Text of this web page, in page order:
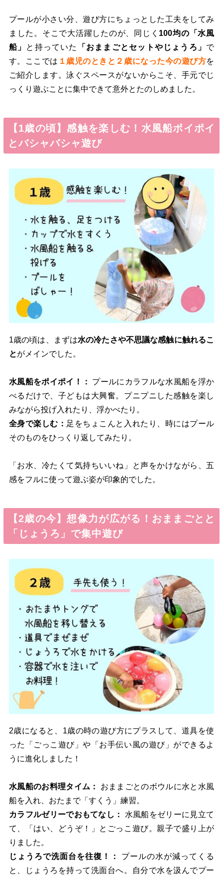
プールが小さい分、遊び方にちょっとした工夫をしてみ
ました。そこで大活躍したのが、同じく 100均の「水風
船」 と持っていた 「おままごとセットやじょうろ」 で
す。ここでは １歳児のときと２歳になった今の遊び方を
ご紹介します。泳ぐスペースがないからこそ、手元でじ
っくり遊ぶことに集中できて意外とたのしめました。
【1歳の頃】感触を楽しむ！水風船ポイポイ
とバシャバシャ遊び
1歳の頃は、まずは水の冷たさや不思議な感触に触れるこ
とがメインでした。
水風船をポイポイ！：
プールにカラフルな水風船を浮か
べるだけで、子どもは大興奮。プニプニした感触を楽し
みながら投げ入れたり、浮かべたり。
全身で楽しむ： 足をちょこんと入れたり、時にはプール
そのものをひっくり返してみたり。
「お水、冷たくて気持ちいいね」と声をかけながら、五
感をフルに使って遊ぶ姿が印象的でした。
【2歳の今】想像力が広がる！おままごとと
「じょうろ」で集中遊び
2歳になると、1歳の時の遊び方にプラスして、道具を使
った「ごっこ遊び」や「お手伝い風の遊び」ができるよ
うに進化しました！
水風船のお料理タイム：
おままごとのボウルに水と水風
船を入れ、おたまで「すくう」練習。
カラフルゼリーでおもてなし：
水風船をゼリーに見立て
て、「はい、どうぞ！」とごっこ遊び。親子で盛り上が
りました。
じょうろで洗面台を往復！：
プールの水が減ってくる
と、じょうろを持って洗面台へ。自分で水を汲んでプー